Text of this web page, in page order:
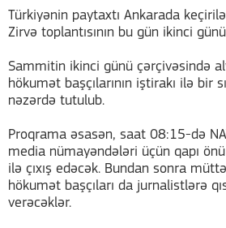
Türkiyənin paytaxtı Ankarada
Zirvə toplantısının bu gün ikinci
Sammitin ikinci günü çərçivəsində
hökumət başçılarının iştirakı ilə bir
nəzərdə tutulub.
Proqrama əsasən, saat 08:15-də
media nümayəndələri üçün qapı
ilə çıxış edəcək. Bundan sonra
hökumət başçıları da jurnalistlərə
verəcəklər.